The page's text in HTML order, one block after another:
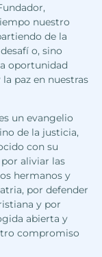
nuestro
de la
o, sino
oportunidad
paz en nuestras
un evangelio
de la justicia,
con su
aliviar las
hermanos y
por defender
y por
abierta y
compromiso